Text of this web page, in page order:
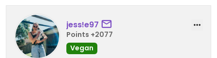
jess!e97
Points +2077
Vegan